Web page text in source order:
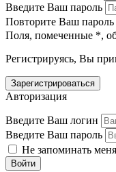
Введите Ваш пароль
Повторите Ваш пароль
Поля, помеченные *,
Регистрируясь, Вы
Авторизация
Введите Ваш логин
Введите Ваш пароль
Не запоминать